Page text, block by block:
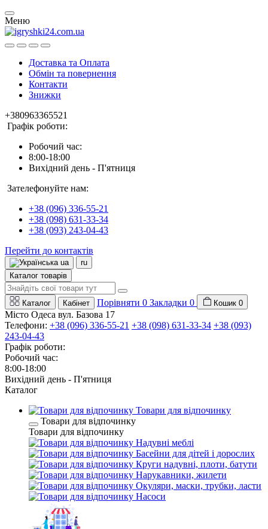
Меню
Доставка та Оплата
Обмін та повернення
Контакти
Знижки
+380963365521
Графік роботи:
Робочий час:
8:00-18:00
Вихідний день - П'ятниця
Зателефонуйте нам:
+38 (096) 336-55-21
+38 (098) 631-33-34
+38 (093) 243-04-43
Перейти до контактів
ua
ru
Каталог товарів
Каталог Кабінет Порівняти 0 Закладки 0 Кошик 0
Місто Одеса вул. Базова 17
Телефони: +38 (096) 336-55-21 +38 (098) 631-33-34 +38 (093)
243-04-43
Графік роботи:
Робочий час:
8:00-18:00
Вихідний день - П'ятниця
Каталог
Товари для відпочинку
Товари для відпочинку
Товари для відпочинку
Надувні меблі
Басейни для дітей і дорослих
Круги надувні, плоти, батути
Нарукавники, жилети
Окуляри, маски, трубки, ласти
Насоси